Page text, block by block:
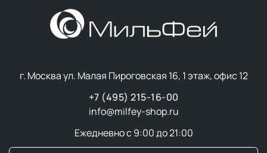
г. Москва ул. Малая Пироговская 16, 1 этаж, офис 12
+7 (495) 215-16-00
info@milfey-shop.ru
Ежедневно с 9:00 до 21:00